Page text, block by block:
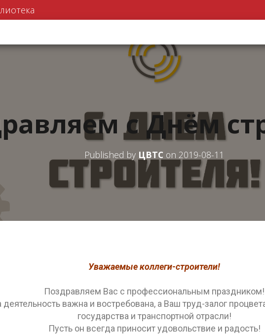
с Днём
Published by ЦВТС on2019-08-11
Уважаемые коллеги-строители!
Поздравляем Вас с профессиональным праздником!
деятельность важна и востребована, а Ваш труд-залог
государства и транспортной отрасли!
Пусть он всегда приносит удовольствие и радость!